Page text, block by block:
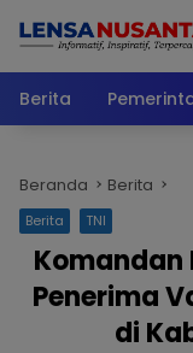
Berita
Beranda Berita
Berita TNI
Komandan
Penerima
di